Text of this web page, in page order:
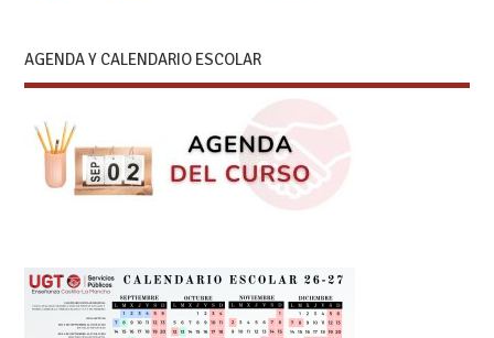
AGENDA Y CALENDARIO ESCOLAR